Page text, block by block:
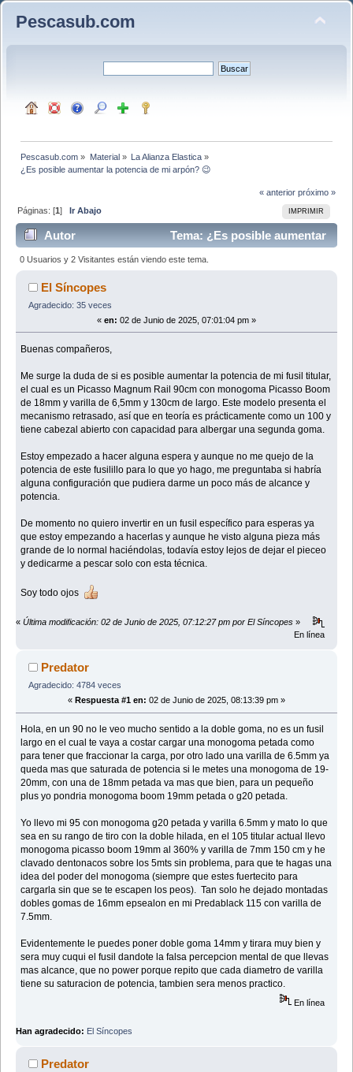
Pescasub.com
Pescasub.com » Material» La Alianza Elastica»
¿Es posible aumentar la potencia de mi arpón? 😉
« anterior próximo »
IMPRIMIR
Páginas: [1]Ir Abajo
Autor
Tema: ¿Es posible aumentar
la potencia de mi arpón? 😉 (Leído 8125 veces)
0 Usuarios y 2 Visitantes están viendo este tema.
El Síncopes
Agradecido: 35 veces
« en: 02 de Junio de 2025, 07:01:04 pm »
Buenas compañeros,
Me surge la duda de si es posible aumentar la potencia de mi fusil titular,
el cual es un Picasso Magnum Rail 90cm con monogoma Picasso Boom
de 18mm y varilla de 6,5mm y 130cm de largo. Este modelo presenta el
mecanismo retrasado, así que en teoría es prácticamente como un 100 y
tiene cabezal abierto con capacidad para albergar una segunda goma.
Estoy empezado a hacer alguna espera y aunque no me quejo de la
potencia de este fusilillo para lo que yo hago, me preguntaba si habría
alguna configuración que pudiera darme un poco más de alcance y
potencia.
De momento no quiero invertir en un fusil específico para esperas ya
que estoy empezando a hacerlas y aunque he visto alguna pieza más
grande de lo normal haciéndolas, todavía estoy lejos de dejar el pieceo
y dedicarme a pescar solo con esta técnica.
Soy todo ojos
« Última modificación: 02 de Junio de 2025, 07:12:27 pm por El Síncopes »
En línea
Predator
Agradecido: 4784 veces
« Respuesta #1 en: 02 de Junio de 2025, 08:13:39 pm »
Hola, en un 90 no le veo mucho sentido a la doble goma, no es un fusil
largo en el cual te vaya a costar cargar una monogoma petada como
para tener que fraccionar la carga, por otro lado una varilla de 6.5mm ya
queda mas que saturada de potencia si le metes una monogoma de 19-
20mm, con una de 18mm petada va mas que bien, para un pequeño
plus yo pondria monogoma boom 19mm petada o g20 petada.
Yo llevo mi 95 con monogoma g20 petada y varilla 6.5mm y mato lo que
sea en su rango de tiro con la doble hilada, en el 105 titular actual llevo
monogoma picasso boom 19mm al 360% y varilla de 7mm 150 cm y he
clavado dentonacos sobre los 5mts sin problema, para que te hagas una
idea del poder del monogoma (siempre que estes fuertecito para
cargarla sin que se te escapen los peos). Tan solo he dejado montadas
dobles gomas de 16mm epsealon en mi Predablack 115 con varilla de
7.5mm.
Evidentemente le puedes poner doble goma 14mm y tirara muy bien y
sera muy cuqui el fusil dandote la falsa percepcion mental de que llevas
mas alcance, que no power porque repito que cada diametro de varilla
tiene su saturacion de potencia, tambien sera menos practico.
En línea
Han agradecido: El Síncopes
Predator